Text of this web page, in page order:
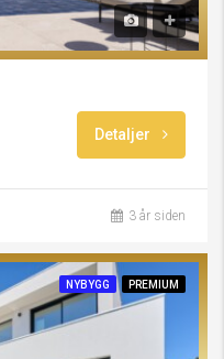
Detaljer
3 år siden
NYBYGG PREMIUM